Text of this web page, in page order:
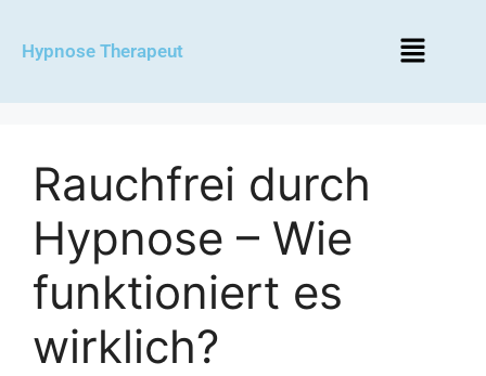
Hypnose Therapeut
Rauchfrei durch
Hypnose – Wie
funktioniert es
wirklich?